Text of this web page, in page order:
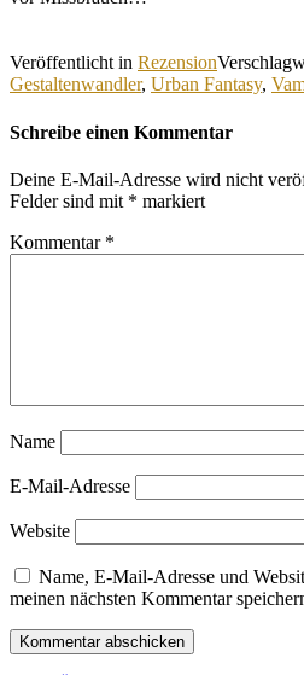
Veröffentlicht in Rezension
Gestaltenwandler, Urban Fantasy,
Schreibe einen Kommentar
Deine E-Mail-Adresse wird nicht
Felder sind mit * markiert
Kommentar *
Name
E-Mail-Adresse
Website
Name, E-Mail-Adresse und
meinen nächsten Kommentar